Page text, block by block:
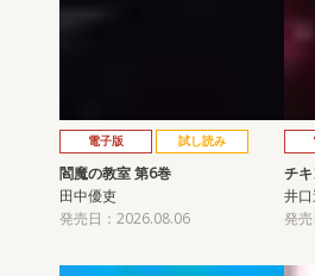
電子版 試し読み
閻魔の教室 第6巻
田中優吏
発売日：2026.08.06
チ
井
発